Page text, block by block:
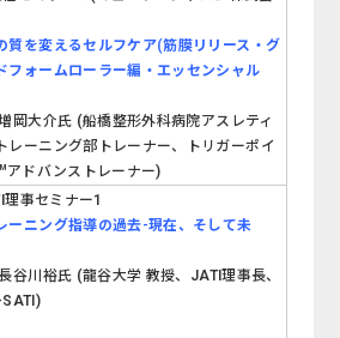
質を変えるセルフケア(筋膜リリース・グ
フォームローラー編・エッセンシャル
岡大介氏 (船橋整形外科病院アスレティ
レーニング部トレーナー、トリガーポイ
アドバンストレーナー)
理事セミナー1
ーニング指導の過去-現在、そして未
谷川裕氏 (龍谷大学 教授、JATI理事長、